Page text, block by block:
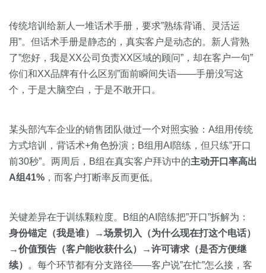
传统培训给新人一堆话术手册，要求”熟练背诵、灵活运
用”。但话术手册是静态的，真实客户是动态的。新人背熟
了”您好，我是XX公司负责XX区域的顾问”，却在客户一句”
你们和XX品牌有什么区别”面前瞬间失语——手册没写这
个，于是大脑空白，于是不敢开口。
某头部汽车企业的销售团队做过一个对照实验：A组用传统
方式培训，背话术+角色扮演；B组用AI陪练，但只练”开口
前30秒”。两周后，B组在真实客户拜访中的主动开口率高出
A组41% ，而客户打断率反而更低。
关键差异在于训练颗粒度。B组的AI陪练把”开口”拆解为：
身份锚定（我是谁）→场景切入（为什么现在打这个电话）
→价值预告（客户能收获什么）→许可请求（是否方便继
续）
。每个环节都有分支路径——客户说”在忙”怎么接，客